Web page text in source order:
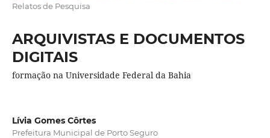
Relatos de Pesquisa
ARQUIVISTAS E DOCUMENTOS
DIGITAIS
formação na Universidade Federal da Bahia
Lívia Gomes Côrtes
Prefeitura Municipal de Porto Seguro